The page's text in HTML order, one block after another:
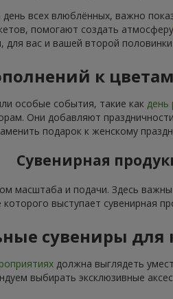
всех влюблённых, важно
помогают создать атмосферу
вас и вашей второй
к
особые события, такие как день
Они добавляют
подарок к женскому
Сувенирная
масштаба и подачи. Здесь
выступает сувенирная
сувениры
должна выглядеть
выбирать эксклюзивные